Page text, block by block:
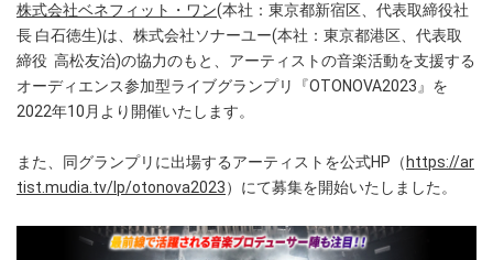
株式会社ベネフィット・ワン(本社：東京都新宿区、代表取締役社
長 白石徳生)は、株式会社ソナーユー(本社：東京都港区、代表取
締役 高松友治)の協力のもと、アーティストの音楽活動を支援する
オーディエンス参加型ライブグランプリ『OTONOVA2023』を
2022年10月より開催いたします。
また、同グランプリに出場するアーティストを公式HP（ https://ar
tist.mudia.tv/lp/otonova2023）にて募集を開始いたしました。